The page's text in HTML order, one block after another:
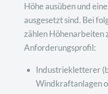
Höhe ausüben und
ausgesetzt sind. Bei
zählen Höhenarbeiten
Anforderungsprofil:
Industriekletterer
Windkraftanlagen